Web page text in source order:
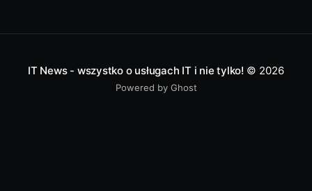
prędkość, zużycie paliwa), listy przewozowe, dane
IT News - wszystko o usługach IT i nie tylko! © 2026
Powered by Ghost